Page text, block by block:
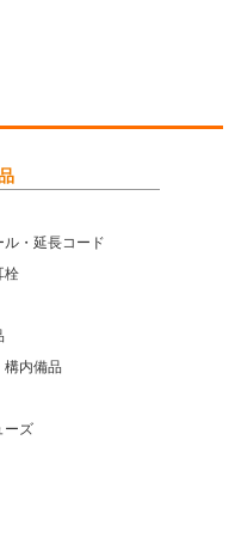
ル・延長コード
栓
構内備品
ーズ